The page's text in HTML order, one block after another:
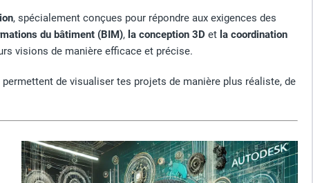
, spécialement conçues pour répondre aux exigences des
du bâtiment (BIM), la conception 3D et la coordination
visions de manière efficace et précise.
de visualiser tes projets de manière plus réaliste, de